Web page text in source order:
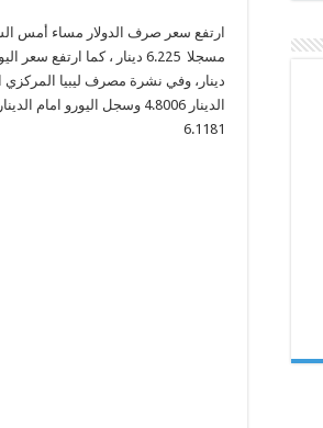
ارتفع سعر صرف الدولار مساء أمس
دينار، وفي نشرة مصرف ليبيا
6.1181